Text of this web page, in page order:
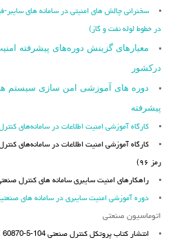
سخنرانی چالش های امنیتی در سامانه های سایبر-
در خطوط لوله نفت و گاز)
معیارهای گزینش دوره‌های پیشرفته
درکشور
دوره های آموزشی امن سازی سیستم
پیشرفته
کارگاه آموزشی امنیت اطلاعات در سامانه‌های کنترل
کارگاه آموزشی امنیت اطلاعات در سامانه‌های
رمز ۹۶)
راهکارهای امنیت سایبری سامانه های کنترل
دوره آموزشی امنیت سایبری در سامانه های صنعتی
اتوماسیون صنعتی
انتشار کتاب پروتکل کنترل صنعتی IEC 60870-5-104 از منظر امنیت سایبری